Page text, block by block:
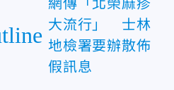
網傳「北榮麻疹
大流行」 士林
地檢署要辦散佈
假訊息